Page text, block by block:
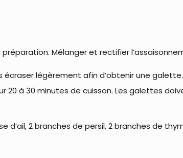
préparation. Mélanger et rectifier
légèrement afin d’obtenir une
20 à 30 minutes de cuisson. Les galettes
d’ail, 2 branches de persil, 2 branches de